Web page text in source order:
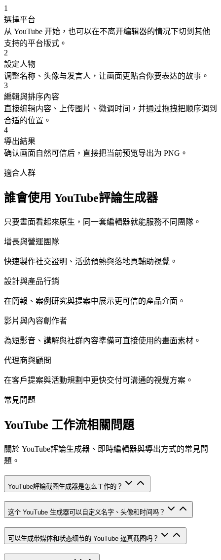
1
選擇平台
从 YouTube 开始，也可以在不离开编辑器的情况下切到其他
支持的平台版式。
2
設定人物
调整名称、头像与发言人，让画面更贴合你要表达的故事。
3
編輯與排序內容
直接编辑内容、上传图片、微调时间，并通过拖拽把顺序调到
合适的位置。
4
導出結果
确认画面自然可信后，直接把当前预览导出为 PNG。
適合人群
誰會使用 YouTube評論生成器
只要畫面看起來原生，同一套編輯器就能服務不同團隊。
增長與營運團隊
快速製作社交證明、活動預熱與落地頁輔助視覺。
設計與產品行銷
在簡報、案例研究與提案中展示更可信的產品介面。
影片與內容創作者
為短影音、講解與社群內容準備可直接使用的畫面素材。
代理商與顧問
在客戶提案與活動規劃中更快交付可溝通的視覺方案。
常見問題
YouTube 工作流相關問題
關於 YouTube評論生成器、即時編輯器與導出方式的常見問
題。
YouTube評論截图生成器是怎么工作的？
这个 YouTube 生成器可以自定义名字、头像和时间吗？
可以生成带媒体和状态细节的 YouTube 逼真截图吗？